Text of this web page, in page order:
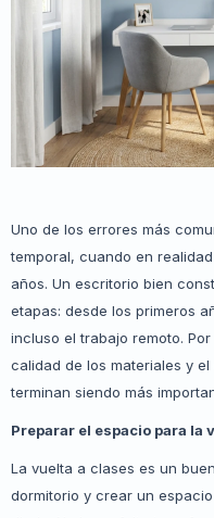
Uno de los errores más
temporal, cuando en
años. Un escritorio bien
etapas: desde los primeros
incluso el trabajo remoto.
calidad de los materiales y
terminan siendo más
Preparar el espacio para la
La vuelta a clases es un
dormitorio y crear un